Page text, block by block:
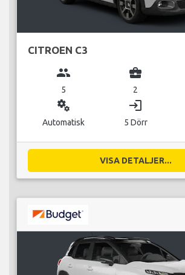
CITROEN C3
group
5
business_center
2
miscellaneous_services
Automatisk
login
5 Dörr
VISA DETALJER...